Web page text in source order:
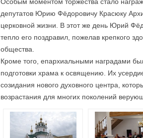
Особым моментом торжества стало
депутатов Юрию Фёдоровичу Красюку
церковной жизни. В этот же день Юрий
тепло его поздравил, пожелав крепкого
общества.
Кроме того, епархиальными наградами
подготовки храма к освящению. Их
созидания нового духовного центра,
возрастания для многих поколений